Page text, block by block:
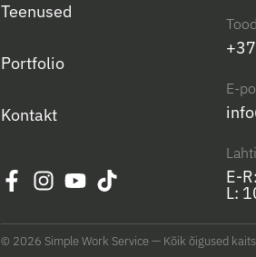
Teenused
Portfolio
Kontakt
E-
E-
L:
© 2026 Simple Work Service — Kõik õigused